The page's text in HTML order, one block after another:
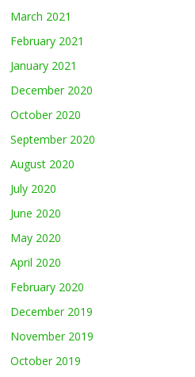
March 2021
February 2021
January 2021
December 2020
October 2020
September 2020
August 2020
July 2020
June 2020
May 2020
April 2020
February 2020
December 2019
November 2019
October 2019